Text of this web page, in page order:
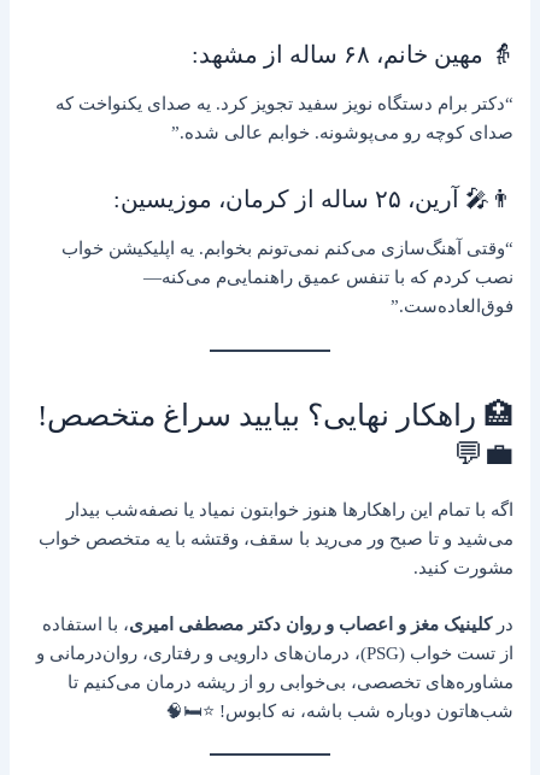
👵 مهین خانم، ۶۸ ساله از مشهد:
“دکتر برام دستگاه نویز سفید تجویز کرد. یه صدای یکنواخت که
صدای کوچه رو می‌پوشونه. خوابم عالی شده.”
👨‍🎤 آرین، ۲۵ ساله از کرمان، موزیسین:
“وقتی آهنگ‌سازی می‌کنم نمی‌تونم بخوابم. یه اپلیکیشن خواب
نصب کردم که با تنفس عمیق راهنمایی‌م می‌کنه—
فوق‌العاده‌ست.”
🏥 راهکار نهایی؟ بیایید سراغ متخصص!
💼💬
اگه با تمام این راهکارها هنوز خوابتون نمیاد یا نصفه‌شب بیدار
می‌شید و تا صبح ور می‌رید با سقف، وقتشه با یه متخصص خواب
مشورت کنید.
درکلینیک مغز و اعصاب و روان دکتر مصطفی امیری، با استفاده
از تست خواب (PSG)، درمان‌های دارویی و رفتاری، روان‌درمانی و
مشاوره‌های تخصصی، بی‌خوابی رو از ریشه درمان می‌کنیم تا
شب‌هاتون دوباره شب باشه، نه کابوس! ⭐🛏️🧠